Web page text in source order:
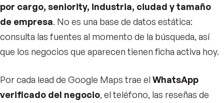
por cargo, seniority, industria, ciudad y tamaño
de empresa. No es una base de datos estática:
consulta las fuentes al momento de la búsqueda, así
que los negocios que aparecen tienen ficha activa hoy.
Por cada lead de Google Maps trae el WhatsApp
verificado del negocio, el teléfono, las reseñas de